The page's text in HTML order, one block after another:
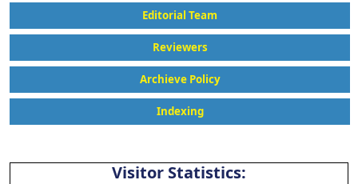
Editorial Team
Reviewers
Archieve Policy
Indexing
Visitor Statistics: